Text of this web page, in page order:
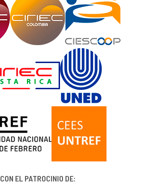
CON EL PATROCINIO DE: